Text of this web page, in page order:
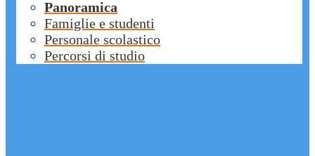
Panoramica
Famiglie e studenti
Personale scolastico
Percorsi di studio